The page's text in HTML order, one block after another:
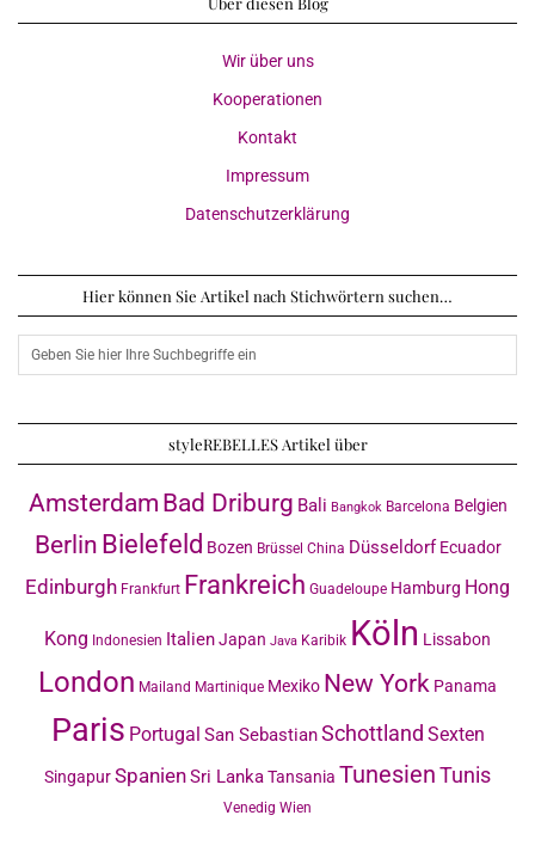
Wir über uns
Kooperationen
Kontakt
Impressum
Datenschutzerklärung
Hier können Sie Artikel nach Stichwörtern suchen…
styleREBELLES Artikel über
Amsterdam Bad Driburg Bali Bangkok Barcelona Belgien
Berlin Bielefeld Bozen Brüssel China Düsseldorf Ecuador
Edinburgh Frankfurt Frankreich Guadeloupe Hamburg Hong
Kong Indonesien ItalienJapan Java Karibik Köln Lissabon
London Mailand Martinique Mexiko New York Panama
Paris Portugal San SebastianSchottland Sexten
SingapurSpanienSri Lanka Tansania TunesienTunis
Venedig Wien